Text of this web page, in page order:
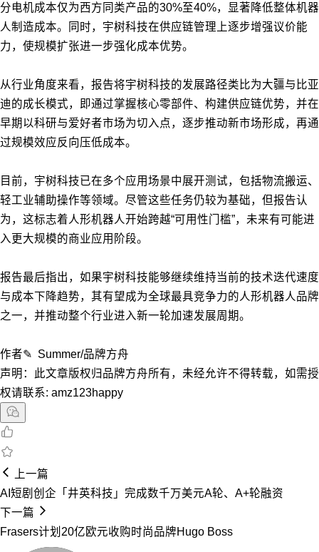
分电机成本仅为西方同类产品的30%至40%，显著降低整体机器
人制造成本。同时，宇树科技在供应链管理上逐步增强议价能
力，使规模扩张进一步强化成本优势。
从行业角度来看，报告将宇树科技的发展路径类比为大疆与比亚
迪的成长模式，即通过掌握核心零部件、构建供应链优势，并在
早期以科研与爱好者市场为切入点，逐步推动新市场形成，再通
过规模效应反向压低成本。
目前，宇树科技已在多个应用场景中展开测试，包括物流搬运、
轻工业辅助操作等领域。尽管这些任务仍较为基础，但报告认
为，这标志着人形机器人开始跨越“可用性门槛”，未来有可能进
入更大规模的商业应用阶段。
报告最后指出，如果宇树科技能够继续维持当前的技术迭代速度
与成本下降趋势，其有望成为全球最具竞争力的人形机器人品牌
之一，并推动整个行业进入新一轮加速发展周期。
作者✎ Summer/品牌方舟
声明：此文章版权归品牌方舟所有，未经允许不得转载，如需授
权请联系: amz123happy
上一篇
AI短剧创企「井英科技」完成数千万美元A轮、A+轮融资
下一篇
Frasers计划20亿欧元收购时尚品牌Hugo Boss